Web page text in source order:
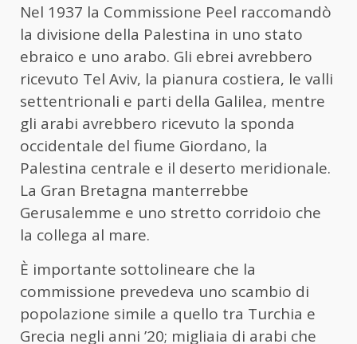
Nel 1937 la Commissione Peel raccomandò
la divisione della Palestina in uno stato
ebraico e uno arabo. Gli ebrei avrebbero
ricevuto Tel Aviv, la pianura costiera, le valli
settentrionali e parti della Galilea, mentre
gli arabi avrebbero ricevuto la sponda
occidentale del fiume Giordano, la
Palestina centrale e il deserto meridionale.
La Gran Bretagna manterrebbe
Gerusalemme e uno stretto corridoio che
la collega al mare.
È importante sottolineare che la
commissione prevedeva uno scambio di
popolazione simile a quello tra Turchia e
Grecia negli anni ’20; migliaia di arabi che